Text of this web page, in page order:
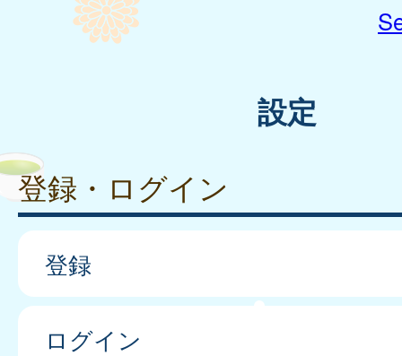
設定
登録・ログイン
登録
ログイン